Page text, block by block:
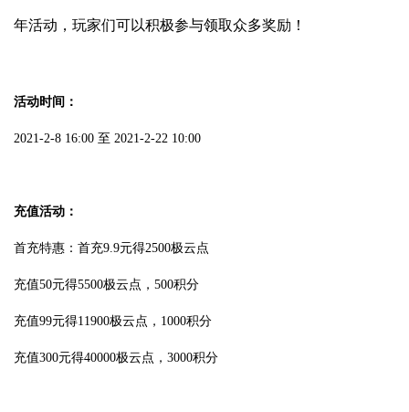
年活动，玩家们可以积极参与领取众多奖励！
活动时间：
2021-2-8 16:00 至 2021-2-22 10:00
充值活动：
首充特惠：首充9.9元得2500极云点
充值50元得5500极云点，500积分
充值99元得11900极云点，1000积分
充值300元得40000极云点，3000积分